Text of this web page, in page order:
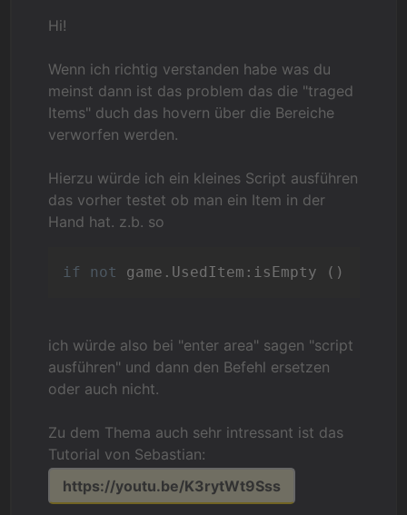
Hi!
Wenn ich richtig verstanden habe was du
meinst dann ist das problem das die "traged
Items" duch das hovern über die Bereiche
verworfen werden.
Hierzu würde ich ein kleines Script ausführen
das vorher testet ob man ein Item in der
Hand hat. z.b. so
if not
ich würde also bei "enter area" sagen "script
ausführen" und dann den Befehl ersetzen
oder auch nicht.
Zu dem Thema auch sehr intressant ist das
Tutorial von Sebastian:
https://youtu.be/K3rytWt9Sss